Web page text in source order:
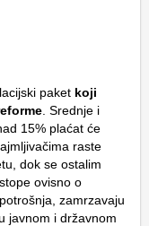
paket koji
. Srednje i
15% plaćat će
raste
dok se ostalim
ovisno o
zamrzavaju
javnom i državnom